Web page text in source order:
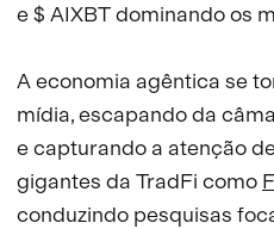
e $ AIXBT dominando os
A economia agêntica se
mídia, escapando da
e capturando a atenção
gigantes da TradFi como
conduzindo pesquisas